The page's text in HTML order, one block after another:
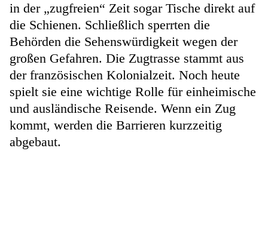
in der „zugfreien“ Zeit sogar Tische direkt auf
die Schienen. Schließlich sperrten die
Behörden die Sehenswürdigkeit wegen der
großen Gefahren. Die Zugtrasse stammt aus
der französischen Kolonialzeit. Noch heute
spielt sie eine wichtige Rolle für einheimische
und ausländische Reisende. Wenn ein Zug
kommt, werden die Barrieren kurzzeitig
abgebaut.